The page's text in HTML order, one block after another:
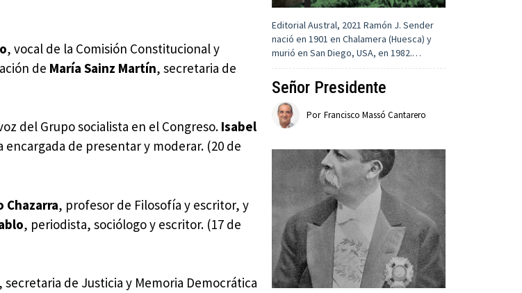
, vocal de la Comisión Constitucional y
de María Sainz Martín, secretaria de
del Grupo socialista en el Congreso. Isabel
de presentar y moderar. (20 de
Chazarra, profesor de Filosofía y escritor, y
, periodista, sociólogo y escritor. (17 de
, secretaria de Justicia y Memoria Democrática
Editorial Austral, 2021 Ramón J. Sender
nació en 1901 en Chalamera (Huesca) y
murió en San Diego, USA, en 1982.…
Señor Presidente
Por Francisco Massó Cantarero